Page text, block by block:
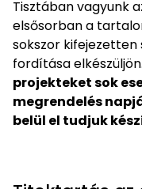
Tisztában vagyunk
elsősorban a
sokszor kifejezetten
fordítása
projekteket sok
megrendelés
belül el tudjuk